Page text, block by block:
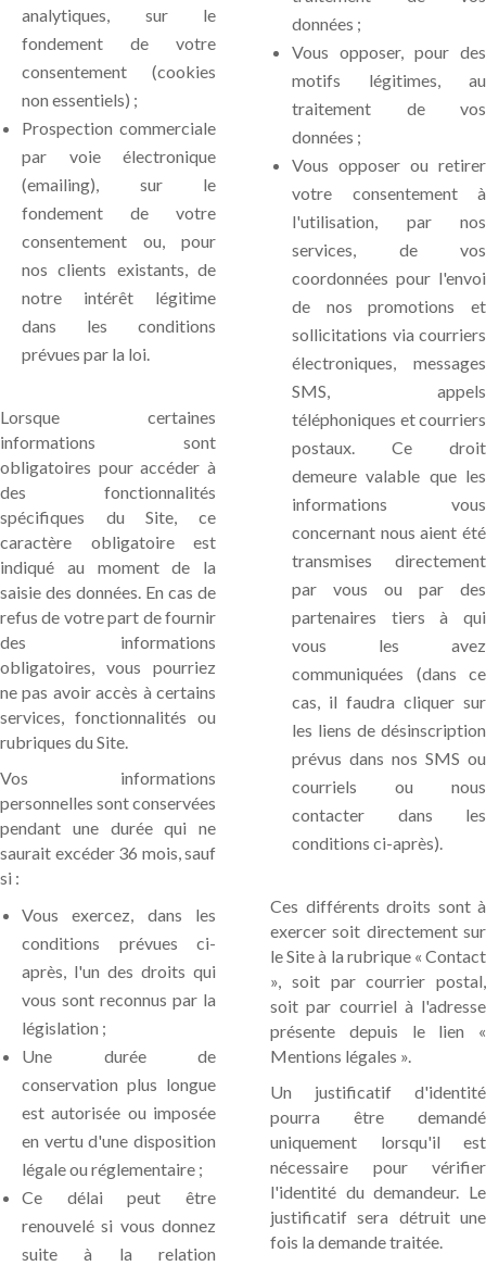
analytiques, sur le
fondement de votre
consentement (cookies
non essentiels) ;
Prospection commerciale
par voie électronique
(emailing), sur le
fondement de votre
consentement ou, pour
nos clients existants, de
notre intérêt légitime
dans les conditions
prévues par la loi.
Lorsque certaines
informations sont
obligatoires pour accéder à
des fonctionnalités
spécifiques du Site, ce
caractère obligatoire est
indiqué au moment de la
saisie des données. En cas de
refus de votre part de fournir
des informations
obligatoires, vous pourriez
ne pas avoir accès à certains
services, fonctionnalités ou
rubriques du Site.
Vos informations
personnelles sont conservées
pendant une durée qui ne
saurait excéder 36 mois, sauf
si :
Vous exercez, dans les
conditions prévues ci-
après, l'un des droits qui
vous sont reconnus par la
législation ;
Une durée de
conservation plus longue
est autorisée ou imposée
en vertu d'une disposition
légale ou réglementaire ;
Ce délai peut être
renouvelé si vous donnez
suite à la relation
données ;
Vous opposer, pour des
motifs légitimes, au
traitement de vos
données ;
Vous opposer ou retirer
votre consentement à
l'utilisation, par nos
services, de vos
coordonnées pour l'envoi
de nos promotions et
sollicitations via courriers
électroniques, messages
SMS, appels
téléphoniques et courriers
postaux. Ce droit
demeure valable que les
informations vous
concernant nous aient été
transmises directement
par vous ou par des
partenaires tiers à qui
vous les avez
communiquées (dans ce
cas, il faudra cliquer sur
les liens de désinscription
prévus dans nos SMS ou
courriels ou nous
contacter dans les
conditions ci-après).
Ces différents droits sont à
exercer soit directement sur
le Site à la rubrique « Contact
», soit par courrier postal,
soit par courriel à l'adresse
présente depuis le lien «
Mentions légales ».
Un justificatif d'identité
pourra être demandé
uniquement lorsqu'il est
nécessaire pour vérifier
l'identité du demandeur. Le
justificatif sera détruit une
fois la demande traitée.